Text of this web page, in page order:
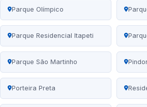
Parque Olímpico
Parque Residencial Itapeti
Parque São Martinho
Porteira Preta